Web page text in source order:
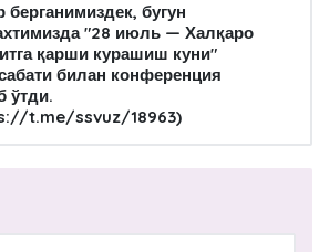
берганимиздек, бугун
"28 июль — Халқаро
қарши курашиш куни"
билан конференция
ўтди.
t.me/ssvuz/18963)